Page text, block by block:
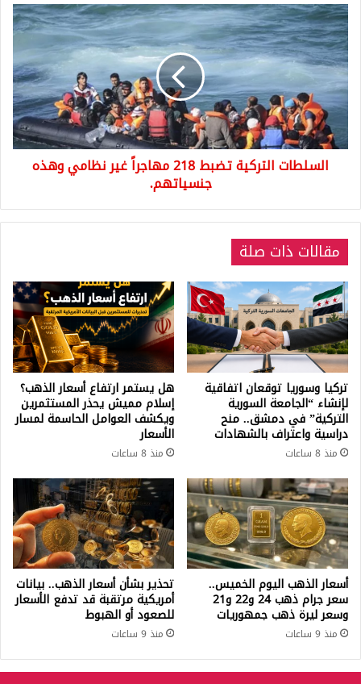
السلطات
التركية
تضبط
218
مهاجراً
غير
نظامي
وهذه
جنسياتهم.
السلطات التركية تضبط 218 مهاجراً غير نظامي وهذه
جنسياتهم.
مقالات ذات صلة
تركيا وسوريا توقعان اتفاقية
لإنشاء “الجامعة السورية
التركية” في دمشق.. منح
دراسية واعتراف بالشهادات
منذ 8 ساعات
هل يستمر ارتفاع أسعار الذهب؟
إسلام مميش يحذر المستثمرين
ويكشف العوامل الحاسمة لمسار
الأسعار
منذ 8 ساعات
أسعار الذهب اليوم الخميس..
سعر جرام ذهب 24 و22 و21
وسعر ليرة ذهب جمهوريات
منذ 9 ساعات
تحذير بشأن أسعار الذهب.. بيانات
أمريكية مرتقبة قد تدفع الأسعار
للصعود أو الهبوط
منذ 9 ساعات